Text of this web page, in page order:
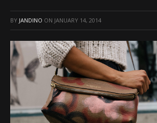
BY JANDINO ON JANUARY 14, 2014